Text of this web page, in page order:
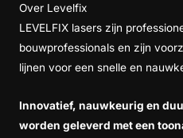
Over Levelfix
LEVELFIX lasers zijn
bouwprofessionals en zijn
lijnen voor een snelle en
Innovatief, nauwkeurig en
worden geleverd met een